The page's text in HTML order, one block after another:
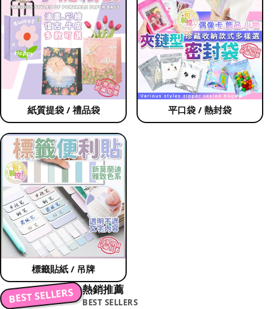
紙質提袋 / 禮品袋 平口袋 / 熱封袋
標籤貼紙 / 吊牌
BEST SELLERS 熱銷推薦
BEST SELLERS